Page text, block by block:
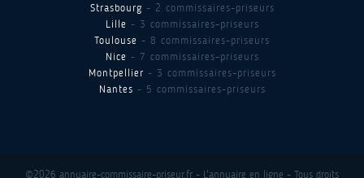
Strasbourg - 2 commissaires-priseurs
Lille - 3 commissaires-priseurs
Toulouse - 8 commissaires-priseurs
Nice - 7 commissaires-priseurs
Montpellier - 3 commissaires-priseurs
Nantes - 5 commissaires-priseurs
©2026 annuaire-commissaire-priseur.fr - L'annuaire en ligne - Tous droits